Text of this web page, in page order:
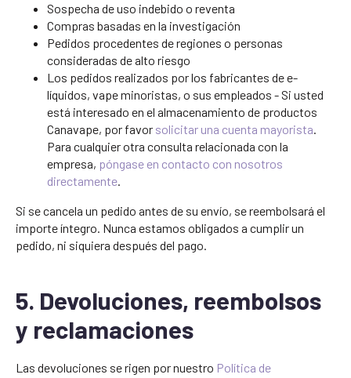
Sospecha de uso indebido o reventa
Compras basadas en la investigación
Pedidos procedentes de regiones o personas
consideradas de alto riesgo
Los pedidos realizados por los fabricantes de e-
líquidos, vape minoristas, o sus empleados - Si usted
está interesado en el almacenamiento de productos
Canavape, por favor solicitar una cuenta mayorista.
Para cualquier otra consulta relacionada con la
empresa, póngase en contacto con nosotros
directamente.
Si se cancela un pedido antes de su envío, se reembolsará el
importe íntegro. Nunca estamos obligados a cumplir un
pedido, ni siquiera después del pago.
5. Devoluciones, reembolsos
y reclamaciones
Las devoluciones se rigen por nuestro Política de